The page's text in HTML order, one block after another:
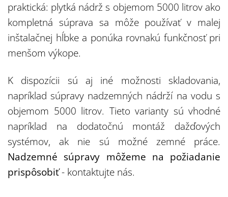
praktická: plytká nádrž s objemom 5000 litrov ako
kompletná súprava sa môže používať v malej
inštalačnej hĺbke a ponúka rovnakú funkčnosť pri
menšom výkope.
K dispozícii sú aj iné možnosti skladovania,
napríklad súpravy nadzemných nádrží na vodu s
objemom 5000 litrov. Tieto varianty sú vhodné
napríklad na dodatočnú montáž dažďových
systémov, ak nie sú možné zemné práce.
Nadzemné súpravy môžeme na požiadanie
prispôsobiť- kontaktujte nás.